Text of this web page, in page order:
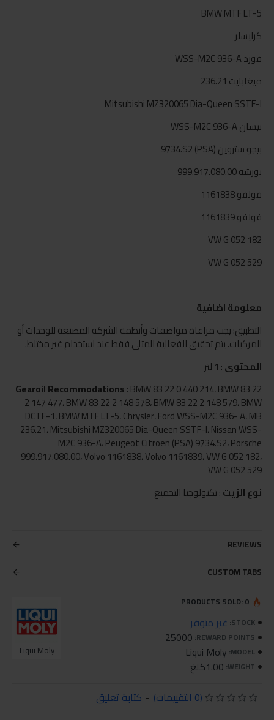
BMW MTF LT-5
كرايسلر
فورد WSS-M2C 936-A
ميغابايت 236.21
Mitsubishi MZ320065 Dia-Queen SSTF-I
نيسان WSS-M2C 936-A
بيجو ستروين (PSA) 9734.S2
بورشه 999.917.080.00
فولفو 1161838
فولفو 1161839
VW G 052 182
VW G 052 529
معلومة اضافية
التطبيق: يجب مراعاة مواصفات وأنظمة الشركة المصنعة للوحدات أو
المركبات. يتم تحقيق الفعالية المثلى فقط عند استخدام غير مختلط.
المحتوى: 1 لتر
Gearoil Recommodations: BMW 83 22 0 440 214، BMW 83 22
2 147 477، BMW 83 22 2 148 578، BMW 83 22 2 148 579، BMW
DCTF-1، BMW MTF LT-5، Chrysler، Ford WSS-M2C 936- A، MB
236.21، Mitsubishi MZ320065 Dia-Queen SSTF-I، Nissan WSS-
M2C 936-A، Peugeot Citroen (PSA) 9734.S2، Porsche
999.917.080.00، Volvo 1161838، Volvo 1161839، VW G 052 182،
VW G 052 529
نوع الزيت: تكنولوجيا التجميع
REVIEWS
CUSTOM TABS
STOCK: غير متوفر
REWARD POINTS:
25000
MODEL:
Liqui Moly
WEIGHT: 1.00كلغ
Liqui Moly
PRODUCTS SOLD: 0
(0 التقييمات) - كتابة تعليق